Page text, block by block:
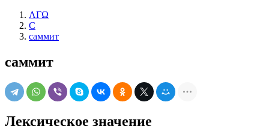
ΛΓΩ
С
саммит
саммит
Лексическое значение